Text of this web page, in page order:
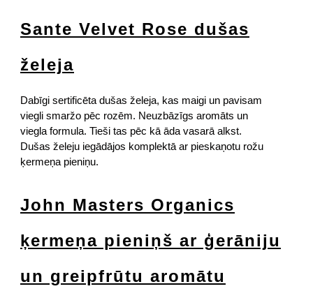
Sante Velvet Rose dušas
želeja
Dabīgi sertificēta dušas želeja, kas maigi un pavisam
viegli smaržo pēc rozēm. Neuzbāzīgs aromāts un
viegla formula. Tieši tas pēc kā āda vasarā alkst.
Dušas želeju iegādājos komplektā ar pieskaņotu rožu
ķermeņa pieniņu.
John Masters Organics
ķermeņa pieniņš ar ģerāniju
un greipfrūtu aromātu